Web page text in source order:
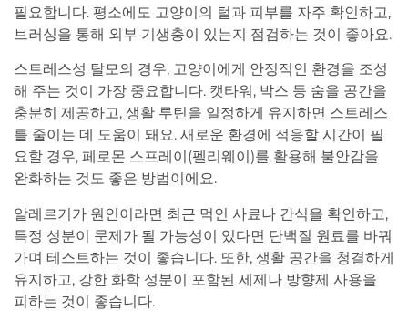
필요합니다. 평소에도 고양이의 털과 피부를 자주 확인하고,
브러싱을 통해 외부 기생충이 있는지 점검하는 것이 좋아요.
스트레스성 탈모의 경우, 고양이에게 안정적인 환경을 조성
해 주는 것이 가장 중요합니다. 캣타워, 박스 등 숨을 공간을
충분히 제공하고, 생활 루틴을 일정하게 유지하면 스트레스
를 줄이는 데 도움이 돼요. 새로운 환경에 적응할 시간이 필
요할 경우, 페로몬 스프레이(펠리웨이)를 활용해 불안감을
완화하는 것도 좋은 방법이에요.
알레르기가 원인이라면 최근 먹인 사료나 간식을 확인하고,
특정 성분이 문제가 될 가능성이 있다면 단백질 원료를 바꿔
가며 테스트하는 것이 좋습니다. 또한, 생활 공간을 청결하게
유지하고, 강한 화학 성분이 포함된 세제나 방향제 사용을
피하는 것이 좋습니다.